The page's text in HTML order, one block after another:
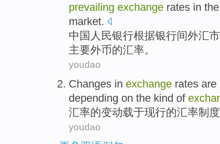
prevailing exchange rates in
market.
中国 人民银行根据银行间外汇
主要外币的汇率。
youdao
Changes in exchange rates
depending on the kind of
汇率的变动载于现行的汇率制度
youdao